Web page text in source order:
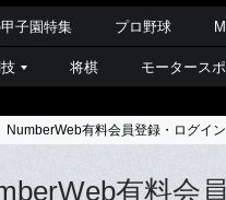
子園特集 プロ野球
将棋 モータース
NumberWeb有料会員登録・ログイン
有料会